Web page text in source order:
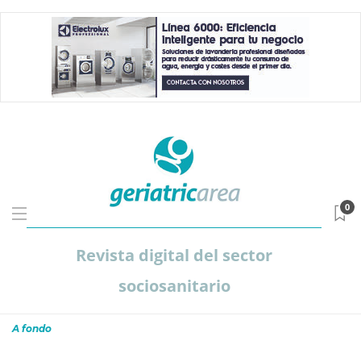
Revista digital del sector
sociosanitario
0
A fondo